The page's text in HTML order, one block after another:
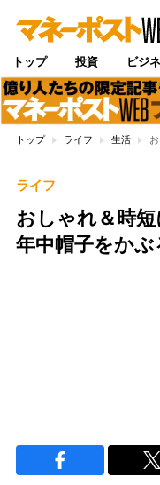
トップ 投資 ビジ
トップ ライフ 生活
ライフ
おしゃれ＆時
年中帽子をか